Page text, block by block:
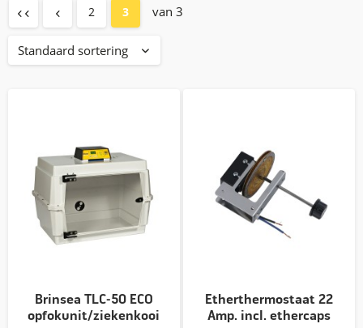
2 3 van 3
Brinsea TLC-50 ECO
opfokunit/ziekenkooi
Etherthermostaat 22
Amp. incl. ethercaps